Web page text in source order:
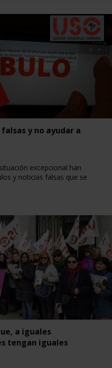
y no ayudar a
excepcional han
y noticias falsas que se
a iguales
tengan iguales